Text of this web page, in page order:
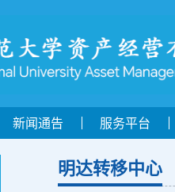
新闻通告 服务平台
明达转移中心